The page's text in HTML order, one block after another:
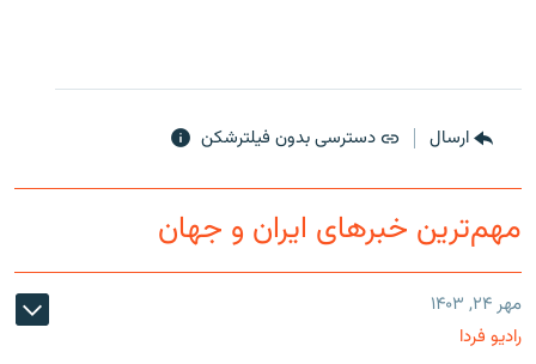
ارسال دسترسی بدون فیلترشکن
مهم‌ترین خبرهای ایران و جهان
مهر ۲۴, ۱۴۰۳
رادیو فردا